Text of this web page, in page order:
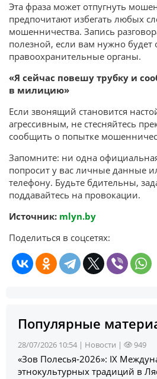
Эта фраза может отпугнуть
предпочитают избегать любых
мошенничества. Запись
полезной, если вам нужно будет
правоохранительные органы.
«Я сейчас повешу трубку и
в милицию»
Если звонящий становится
агрессивным, не стесняйтесь
сообщить о попытке
Запомните: ни одна
попросит у вас личные данные
телефону. Будьте бдительны,
поддавайтесь на провокации.
Источник: mlyn.by
Поделиться в соцсетях:
Популярные
28/07/2026 10:54 | Новости | 949
«Зов Полесья‑2026»: IX
этнокультурных традиций в